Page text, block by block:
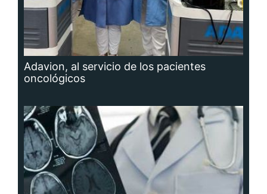
Adavion, al servicio de los pacientes
oncológicos